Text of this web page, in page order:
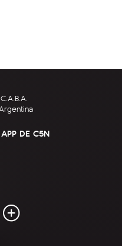
DE C5N